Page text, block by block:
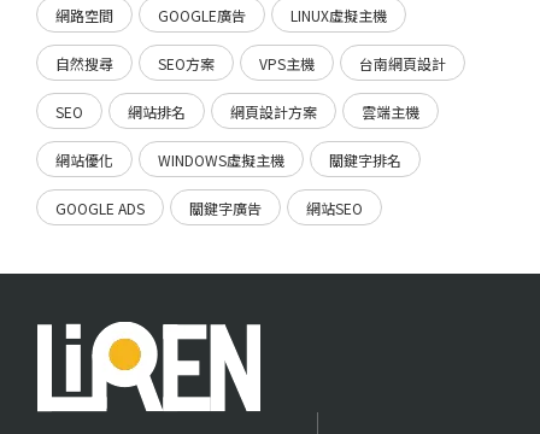
網路空間 GOOGLE廣告 LINUX虛擬主機
自然搜尋 SEO方案 VPS主機 台南網頁設計
SEO 網站排名 網頁設計方案 雲端主機
網站優化 WINDOWS虛擬主機 關鍵字排名
GOOGLE ADS 關鍵字廣告 網站SEO